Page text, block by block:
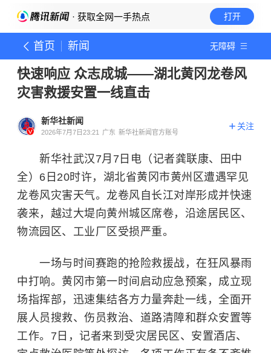
· 获取全网一手热点 打开
首页 新闻 无障碍
快速响应 众志成城——湖北黄冈龙卷风
灾害救援安置一线直击
新华社新闻
2026年7月7日23:21 广东 新华社新闻官方账号
关注
新华社武汉7月7日电（记者龚联康、田中
全） 6日20时许，湖北省黄冈市黄州区遭遇罕见
龙卷风灾害天气。龙卷风自长江对岸形成并快速
袭来，越过大堤向黄州城区席卷，沿途居民区、
物流园区、工业厂区受损严重。
一场与时间赛跑的抢险救援战，在狂风暴雨
中打响。黄冈市第一时间启动应急预案，成立现
场指挥部，迅速集结各方力量奔赴一线，全面开
展人员搜救、伤员救治、道路清障和群众安置等
工作。7日，记者来到受灾居民区、安置酒店、